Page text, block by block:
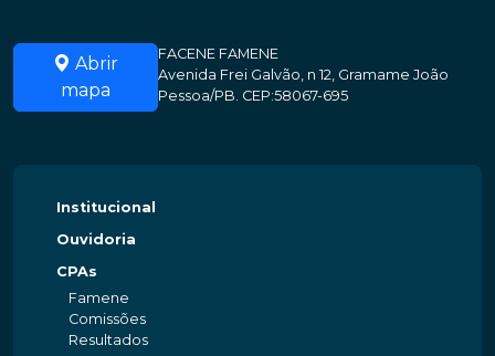
Abrir
mapa
FACENE FAMENE
Avenida Frei Galvão, n 12, Gramame João
Pessoa/PB. CEP:58067-695
Institucional
Ouvidoria
CPAs
Famene
Comissões
Resultados